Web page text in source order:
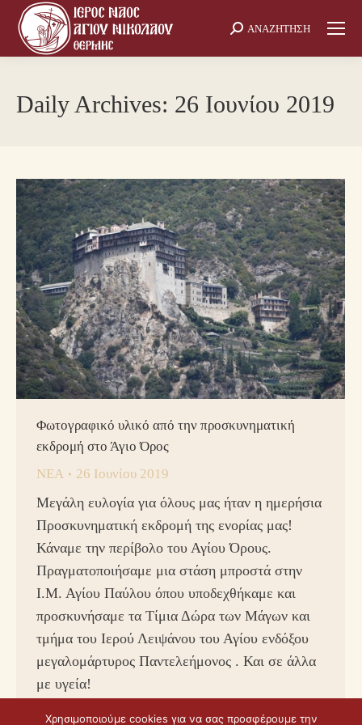
Search:
ΑΝΑΖΗΤΗΣΗ
Daily Archives: 26 Ιουνίου 2019
Φωτογραφικό υλικό από την προσκυνηματική
εκδρομή στο Άγιο Όρος
ΝΕΑ
26 Ιουνίου 2019
Μεγάλη ευλογία για όλους μας ήταν η ημερήσια
Προσκυνηματική εκδρομή της ενορίας μας!
Κάναμε την περίβολο του Αγίου Όρους.
Πραγματοποιήσαμε μια στάση μπροστά στην
Ι.Μ. Αγίου Παύλου όπου υποδεχθήκαμε και
προσκυνήσαμε τα Τίμια Δώρα των Μάγων και
τμήμα του Ιερού Λειψάνου του Αγίου ενδόξου
μεγαλομάρτυρος Παντελεήμονος . Και σε άλλα
με υγεία!
Χρησιμοποιούμε cookies για να σας προσφέρουμε την